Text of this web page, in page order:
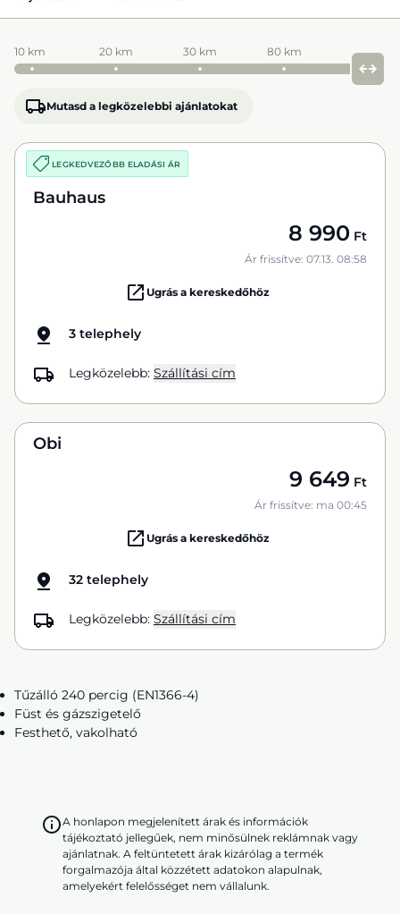
10 km 20 km 30 km 80 km
Mutasd a legközelebbi ajánlatokat
LEGKEDVEZŐBB ELADÁSI ÁR
Bauhaus
8 990 Ft
Ár frissítve: 07.13. 08:58
Ugrás a kereskedőhöz
3 telephely
Legközelebb: Szállítási cím
Obi
9 649 Ft
Ár frissítve: ma 00:45
Ugrás a kereskedőhöz
32 telephely
Legközelebb: Szállítási cím
Tűzálló 240 percig (EN1366-4)
Füst és gázszigetelő
Festhető, vakolható
A honlapon megjelenített árak és információk
tájékoztató jellegűek, nem minősülnek reklámnak vagy
ajánlatnak. A feltüntetett árak kizárólag a termék
forgalmazója által közzétett adatokon alapulnak,
amelyekért felelősséget nem vállalunk.